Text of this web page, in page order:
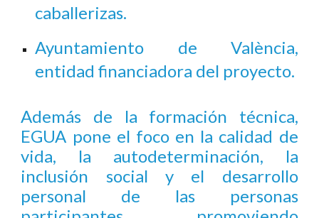
caballerizas.
Ayuntamiento de València,
entidad financiadora del proyecto.
Además de la formación técnica,
EGUA pone el foco en la calidad de
vida, la autodeterminación, la
inclusión social y el desarrollo
personal de las personas